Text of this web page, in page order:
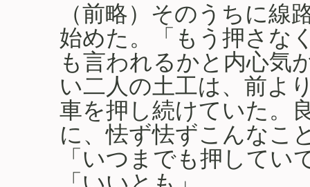
（前略）そのうちに線
始めた。「もう押さな
も言われるかと内心気
い二人の土工は、前よ
車を押し続けていた。
に、怯ず怯ずこんなこ
「いつまでも押してい